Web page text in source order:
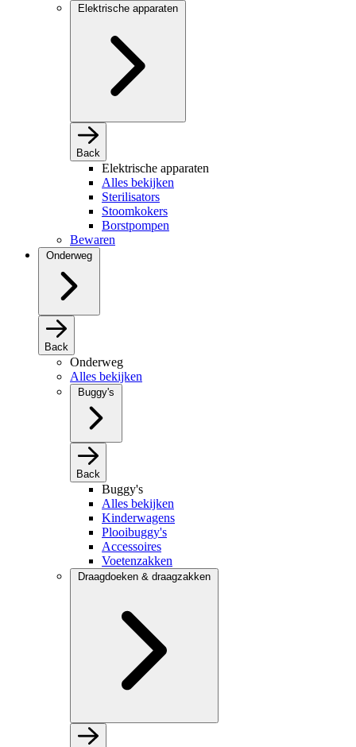
Elektrische apparaten
Back
Elektrische apparaten
Alles bekijken
Sterilisators
Stoomkokers
Borstpompen
Bewaren
Onderweg
Back
Onderweg
Alles bekijken
Buggy's
Back
Buggy's
Alles bekijken
Kinderwagens
Plooibuggy's
Accessoires
Voetenzakken
Draagdoeken & draagzakken